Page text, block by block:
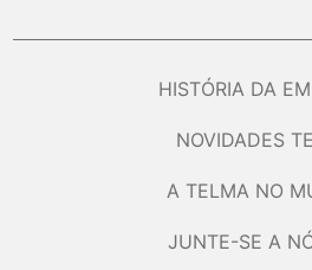
HISTÓRIA DA
NOVIDADES
A TELMA NO
JUNTE-SE A